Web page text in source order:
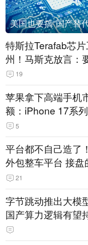
特斯拉Terafab芯
州！马斯克放言：
回美国
19
苹果拿下高端手机
额：iPhone 17系
5
平台都不自己造了
外包整车平台 接盘
21
字节跳动推出大模
国产算力逻辑有望